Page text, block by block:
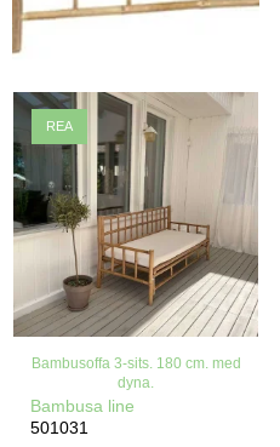
REA
Bambusoffa 3-sits. 180 cm. med
dyna.
Bambusa line
501031